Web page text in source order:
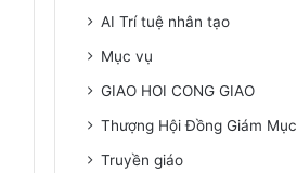
AI Trí tuệ nhân tạo
Mục vụ
GIAO HOI CONG GIAO
Thượng Hội Đồng Giám Mục
Truyền giáo